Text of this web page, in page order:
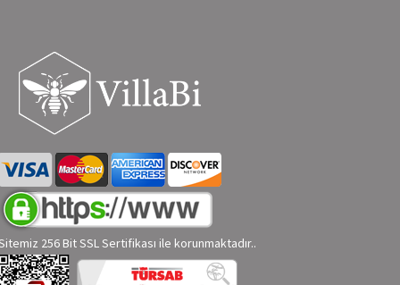
256 Bit SSL Sertifikası ile korunmaktadır..